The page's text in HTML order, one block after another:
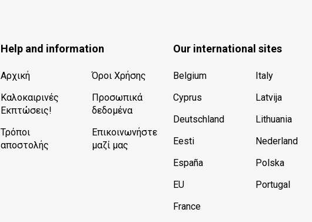
Help and information
Αρχική
Καλοκαιρινές
Εκπτώσεις!
Τρόποι
αποστολής
Όροι Χρήσης
Προσωπικά
δεδομένα
Επικοινωνήστε
μαζί μας
Our international sites
Belgium
Cyprus
Deutschland
Eesti
España
EU
France
Italy
Latvija
Lithuania
Nederland
Polska
Portugal